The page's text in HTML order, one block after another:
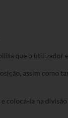
que o utilizador
assim como
colocá-la na divisão